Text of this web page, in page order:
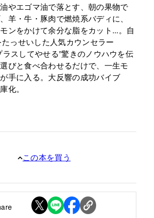
やエゴマ油で落とす、朝の果物で
羊・牛・豚肉で燃焼系バディに、
ンをかけて余分な脂をカット...。自
っせいした人気カウンセラー
ラスしてやせる”驚きのノウハウを伝
びと食べ合わせるだけで、一生モ
手に入る。大反響の成功バイブ
化。
この本を買う